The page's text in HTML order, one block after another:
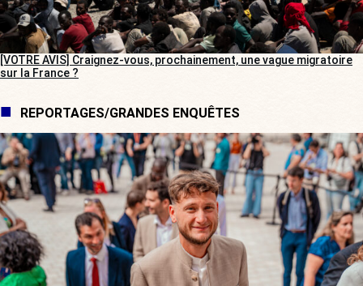
[VOTRE AVIS] Craignez-vous, prochainement, une vague migratoire
sur la France ?
REPORTAGES/GRANDES ENQUÊTES